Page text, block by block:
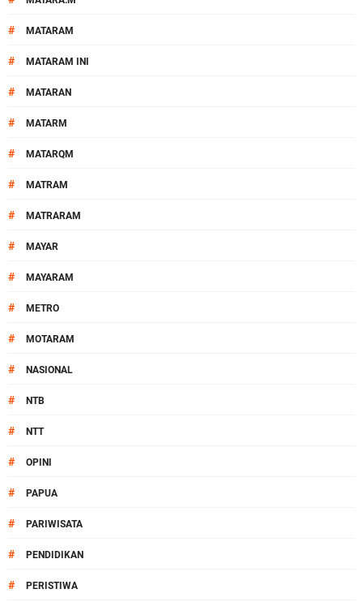
# MATARAM
# MATARAM INI
# MATARAN
# MATARM
# MATARQM
# MATRAM
# MATRARAM
# MAYAR
# MAYARAM
# METRO
# MOTARAM
# NASIONAL
# NTB
# NTT
# OPINI
# PAPUA
# PARIWISATA
# PENDIDIKAN
# PERISTIWA